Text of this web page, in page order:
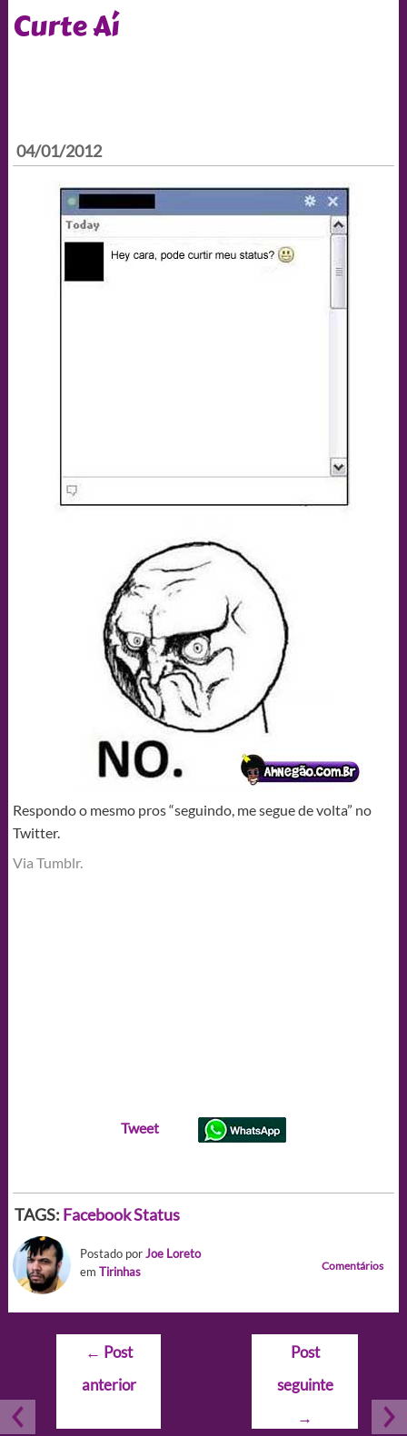
Curte Aí
04/01/2012
Respondo o mesmo pros “seguindo, me segue de volta” no
Twitter.
Via Tumblr.
Tweet
TAGS: FacebookStatus
Postado porJoe Loreto
em Tirinhas Comentários
Navegação
Post
← Post
anterior
Post
seguinte
→